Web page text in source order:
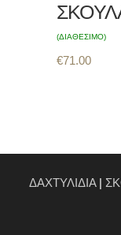
(ΔΙΑΘEΣΙΜΟ)
€71.00
ΔΑΧΤΥΛΙΔΙΑ|